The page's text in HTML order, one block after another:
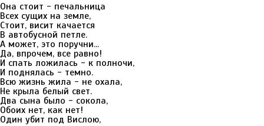
Она стоит - печальница
Всех сущих на земле,
Стоит, висит качается
В автобусной петле.
А может, это поручни...
Да, впрочем, все равно!
И спать ложилась - к полночи,
И поднялась - темно.
Всю жизнь жила - не охала,
Не крыла белый свет.
Два сына было - сокола,
Обоих нет, как нет!
Один убит под Вислою,